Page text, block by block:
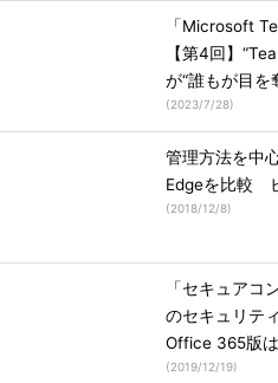
「Microsoft
【第4回】
が“誰もが目を
(2023/7/28)
管理方法を中
Edgeを比較
(2018/12/8)
「セキュアコ
のセキュリテ
Office 365版
(2019/12/19)